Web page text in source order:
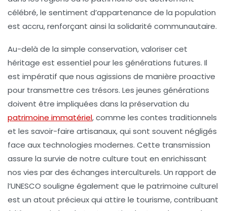
célébré, le sentiment d’appartenance de la population
est accru, renforçant ainsi la solidarité communautaire.
Au-delà de la simple conservation, valoriser cet
héritage est essentiel pour les générations futures. Il
est impératif que nous agissions de manière proactive
pour transmettre ces trésors. Les jeunes générations
doivent être impliquées dans la préservation du
patrimoine immatériel, comme les contes traditionnels
et les savoir-faire artisanaux, qui sont souvent négligés
face aux technologies modernes. Cette transmission
assure la survie de notre culture tout en enrichissant
nos vies par des échanges interculturels. Un rapport de
l’UNESCO souligne également que le patrimoine culturel
est un atout précieux qui attire le tourisme, contribuant